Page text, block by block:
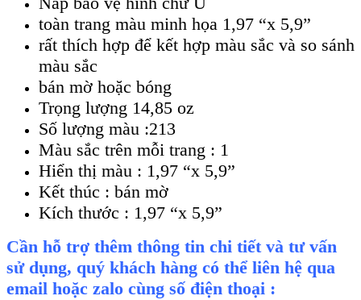
toàn trang màu minh họa 1,97 “x 5,9”
rất thích hợp để kết hợp màu sắc và so sánh
màu sắc
bán mờ hoặc bóng
Trọng lượng 14,85 oz
Số lượng màu :213
Màu sắc trên mỗi trang : 1
Hiển thị màu : 1,97 “x 5,9”
Kết thúc : bán mờ
Kích thước : 1,97 “x 5,9”
Cần hỗ trợ thêm thông tin chi tiết và tư vấn
sử dụng, quý khách hàng có thể liên hệ qua
email hoặc zalo cùng số điện thoại :